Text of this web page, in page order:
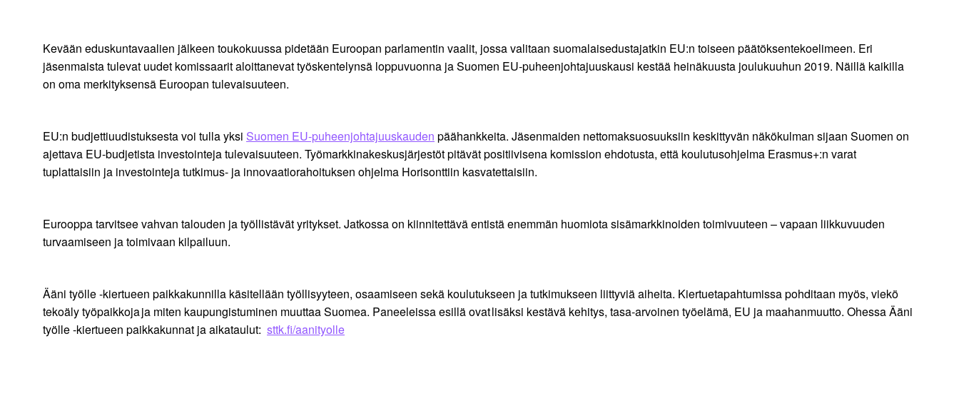
Kevään eduskuntavaalien jälkeen toukokuussa pidetään Euroopan parlamentin vaalit, jossa valitaan suomalaisedustajatkin EU:n toiseen päätöksentekoelimeen. Eri
jäsenmaista tulevat uudet komissaarit aloittanevat työskentelynsä loppuvuonna ja Suomen EU-puheenjohtajuuskausi kestää heinäkuusta joulukuuhun 2019. Näillä kaikilla
on oma merkityksensä Euroopan tulevaisuuteen.
EU:n budjettiuudistuksesta voi tulla yksi Suomen EU-puheenjohtajuuskauden päähankkeita. Jäsenmaiden nettomaksuosuuksiin keskittyvän näkökulman sijaan Suomen on
ajettava EU-budjetista investointeja tulevaisuuteen. Työmarkkinakeskusjärjestöt pitävät positiivisena komission ehdotusta, että koulutusohjelma Erasmus+:n varat
tuplattaisiin ja investointeja tutkimus- ja innovaatiorahoituksen ohjelma Horisonttiin kasvatettaisiin.
Eurooppa tarvitsee vahvan talouden ja työllistävät yritykset. Jatkossa on kiinnitettävä entistä enemmän huomiota sisämarkkinoiden toimivuuteen – vapaan liikkuvuuden
turvaamiseen ja toimivaan kilpailuun.
Ääni työlle -kiertueen paikkakunnilla käsitellään työllisyyteen, osaamiseen sekä koulutukseen ja tutkimukseen liittyviä aiheita. Kiertuetapahtumissa pohditaan myös, viekö
tekoäly työpaikkoja ja miten kaupungistuminen muuttaa Suomea. Paneeleissa esillä ovat lisäksi kestävä kehitys, tasa-arvoinen työelämä, EU ja maahanmuutto. Ohessa Ääni
työlle -kiertueen paikkakunnat ja aikataulut: sttk.fi/aanityolle